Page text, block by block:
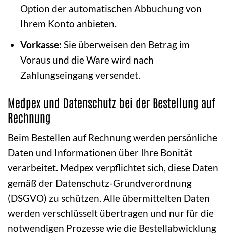
Option der automatischen Abbuchung von
Ihrem Konto anbieten.
Vorkasse: Sie überweisen den Betrag im
Voraus und die Ware wird nach
Zahlungseingang versendet.
Medpex und Datenschutz bei der Bestellung auf
Rechnung
Beim Bestellen auf Rechnung werden persönliche
Daten und Informationen über Ihre Bonität
verarbeitet. Medpex verpflichtet sich, diese Daten
gemäß der Datenschutz-Grundverordnung
(DSGVO) zu schützen. Alle übermittelten Daten
werden verschlüsselt übertragen und nur für die
notwendigen Prozesse wie die Bestellabwicklung